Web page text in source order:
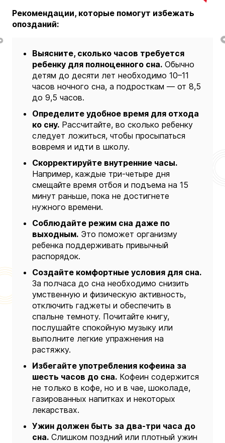
Рекомендации, которые помогут избежать
опозданий:
Выясните, сколько часов требуется
ребенку для полноценного сна. Обычно
детям до десяти лет необходимо 10–11
часов ночного сна, а подросткам — от 8,5
до 9,5 часов.
Определите удобное время для отхода
ко сну. Рассчитайте, во сколько ребенку
следует ложиться, чтобы просыпаться
вовремя и идти в школу.
Скорректируйте внутренние часы.
Например, каждые три-четыре дня
смещайте время отбоя и подъема на 15
минут раньше, пока не достигнете
нужного времени.
Соблюдайте режим сна даже по
выходным. Это поможет организму
ребенка поддерживать привычный
распорядок.
Создайте комфортные условия для сна.
За полчаса до сна необходимо снизить
умственную и физическую активность,
отключить гаджеты и обеспечить в
спальне темноту. Почитайте книгу,
послушайте спокойную музыку или
выполните легкие упражнения на
растяжку.
Избегайте употребления кофеина за
шесть часов до сна. Кофеин содержится
не только в кофе, но и в чае, шоколаде,
газированных напитках и некоторых
лекарствах.
Ужин должен быть за два-три часа до
сна. Слишком поздний или плотный ужин